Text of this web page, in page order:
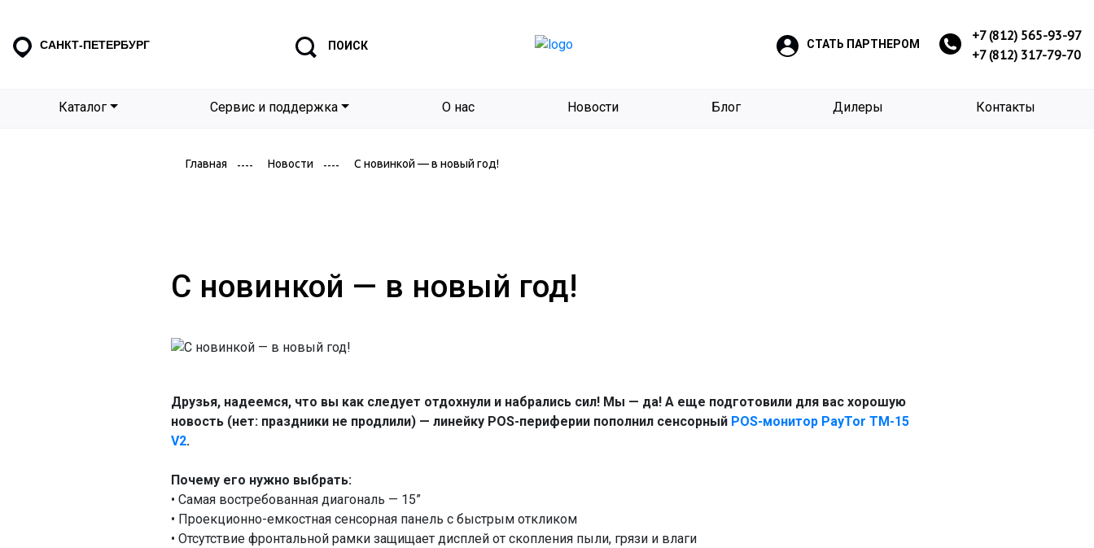
САНКТ-ПЕТЕРБУРГ ПОИСК СТАТЬ ПАРТНЕРОМ
+7 (812) 565-93-97
+7 (812) 317-79-70
Каталог Сервис и поддержка О нас Новости Блог Дилеры Контакты
Главная Новости С новинкой — в новый год!
С новинкой — в новый год!
Друзья, надеемся, что вы как следует отдохнули и набрались сил! Мы — да! А еще подготовили для вас хорошую
новость (нет: праздники не продлили) — линейку POS-периферии пополнил сенсорный POS-монитор PayTor TM-15
V2.
Почему его нужно выбрать:
• Самая востребованная диагональ — 15”
• Проекционно-емкостная сенсорная панель с быстрым откликом
• Отсутствие фронтальной рамки защищает дисплей от скопления пыли, грязи и влаги